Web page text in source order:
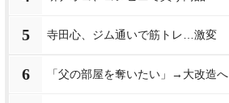
5 寺田心、ジム通いで筋トレ…激変
6 「父の部屋を奪いたい」→大改造へ